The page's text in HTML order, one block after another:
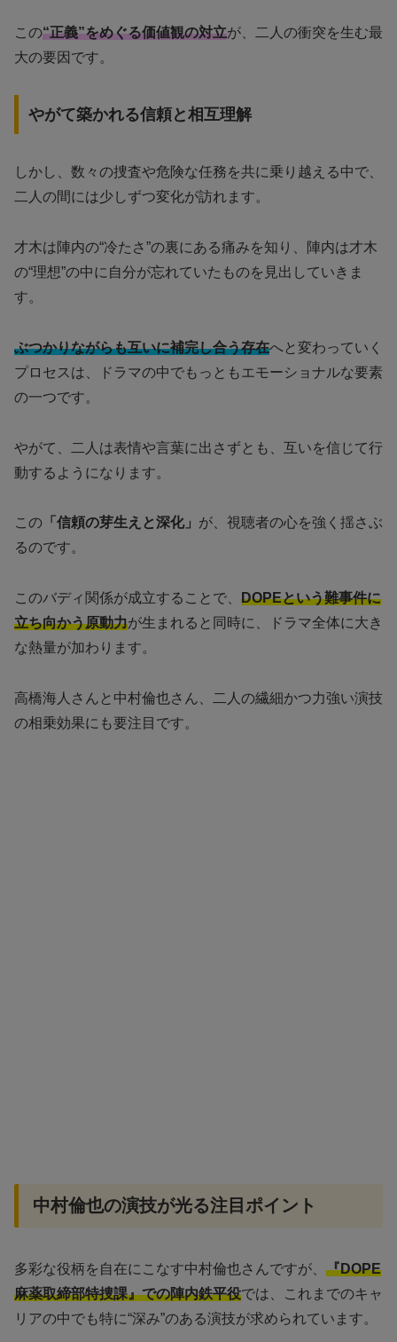
この“正義”をめぐる価値観の対立が、二人の衝突を生む最
大の要因です。
やがて築かれる信頼と相互理解
しかし、数々の捜査や危険な任務を共に乗り越える中で、
二人の間には少しずつ変化が訪れます。
才木は陣内の“冷たさ”の裏にある痛みを知り、陣内は才木
の“理想”の中に自分が忘れていたものを見出していきま
す。
ぶつかりながらも互いに補完し合う存在へと変わっていく
プロセスは、ドラマの中でもっともエモーショナルな要素
の一つです。
やがて、二人は表情や言葉に出さずとも、互いを信じて行
動するようになります。
この 「信頼の芽生えと深化」 が、視聴者の心を強く揺さぶ
るのです。
このバディ関係が成立することで、 DOPEという難事件に
立ち向かう原動力が生まれると同時に、ドラマ全体に大き
な熱量が加わります。
高橋海人さんと中村倫也さん、二人の繊細かつ力強い演技
の相乗効果にも要注目です。
中村倫也の演技が光る注目ポイント
多彩な役柄を自在にこなす中村倫也さんですが、 『DOPE
麻薬取締部特捜課』での陣内鉄平役では、これまでのキャ
リアの中でも特に“深み”のある演技が求められています。